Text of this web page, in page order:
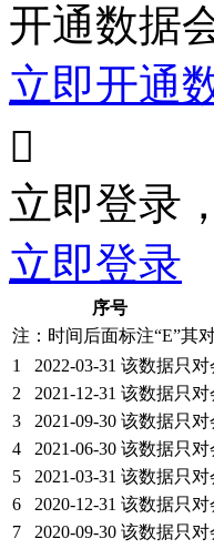
开通数据
立即开通

立即登录
立即登录
序号
注：时间后面标注“E”其
1
2022-03-31 该数据只对
2
2021-12-31 该数据只对
3
2021-09-30 该数据只对
4
2021-06-30 该数据只对
5
2021-03-31 该数据只对
6
2020-12-31 该数据只对
7
2020-09-30 该数据只对